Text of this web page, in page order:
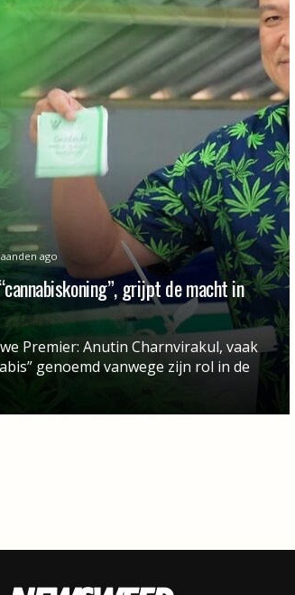
ago
grijpt de macht in
Premier: Anutin Charnvirakul, vaak
genoemd vanwege zijn rol in de